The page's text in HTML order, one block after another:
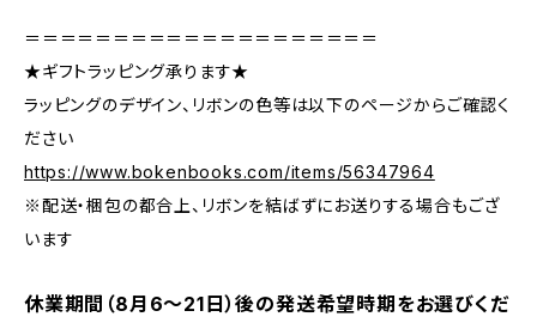
＝＝＝＝＝＝＝＝＝＝＝＝＝＝＝＝＝＝＝＝
★ギフトラッピング承ります★
ラッピングのデザイン、リボンの色等は以下のページからご確認く
ださい
https://www.bokenbooks.com/items/56347964
※配送・梱包の都合上、リボンを結ばずにお送りする場合もござ
います
休業期間（8月6〜21日）後の発送希望時期をお選びくだ